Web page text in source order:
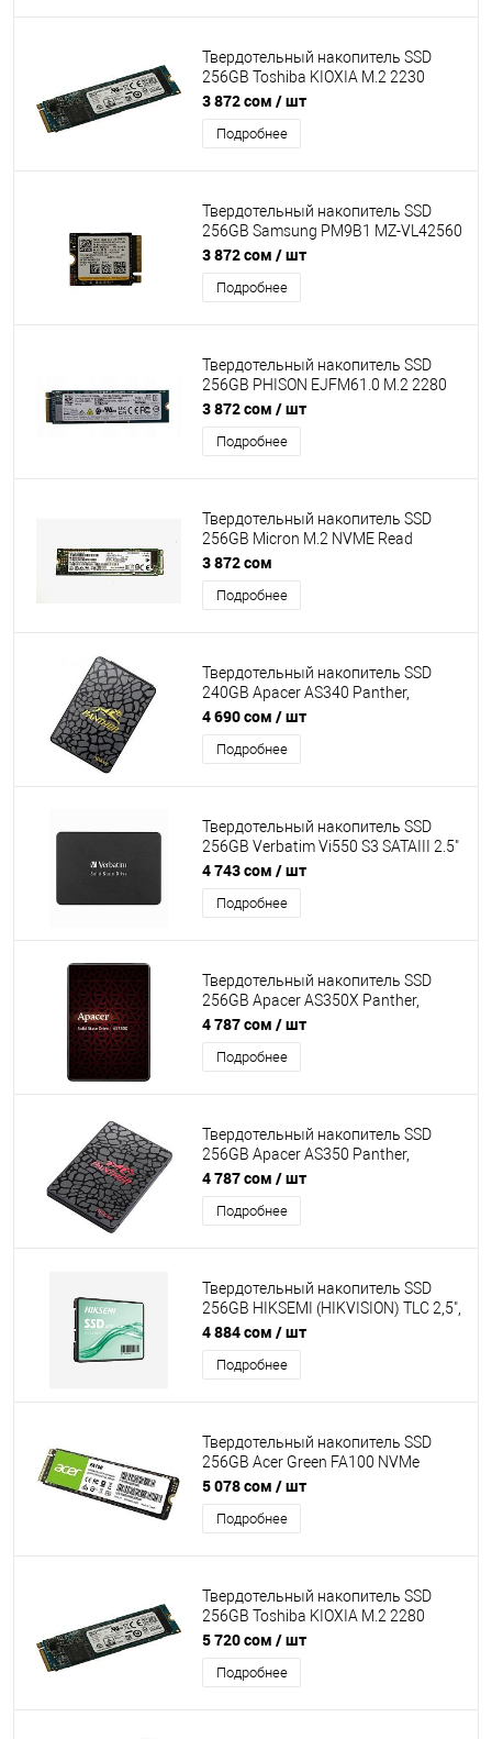
Твердотельный накопитель SSD
256GB Toshiba KIOXIA M.2 2230
NVMe PCIe Gen3x4 Read , Write -
1700, 600MB (без упаковки)
3 872 сом / шт
Подробнее
Твердотельный накопитель SSD
256GB Samsung PM9B1 MZ-VL42560
M.2 2242 PCIe 1.3 NVMe 4.0 x4,
R/W:3300/1250MB/s) без упаковки
3 872 сом / шт
Подробнее
Твердотельный накопитель SSD
256GB PHISON EJFM61.0 M.2 2280
PCIe 3.0 x4 NVMe 1.3 без упаковки
3 872 сом / шт
Подробнее
Твердотельный накопитель SSD
256GB Micron M.2 NVME Read
up:2500Mb/s, Write up:1050b/s
[MTFDHBA256TCK] без упаковки
3 872 сом
Подробнее
Твердотельный накопитель SSD
240GB Apacer AS340 Panther,
SATAIII, Read/Write up 475/380MB/s
[AP240GAS340G-1]
4 690 сом / шт
Подробнее
Твердотельный накопитель SSD
256GB Verbatim Vi550 S3 SATAIII 2.5"
Read/Write up 520/460MB/s [VER-
49351]
4 743 сом / шт
Подробнее
Твердотельный накопитель SSD
256GB Apacer AS350X Panther,
SATAIII, Read/Write up 560/540MB/s
[AP256GAS350XR-1]
4 787 сом / шт
Подробнее
Твердотельный накопитель SSD
256GB Apacer AS350 Panther,
SATAIII, Read/Write up 560/540MB/s
[AP256GAS350-1]
4 787 сом / шт
Подробнее
Твердотельный накопитель SSD
256GB HIKSEMI (HIKVISION) TLC 2,5",
Read / Write: 510/460MB/s, SATAIII
[HS-SSD-WAVE(S) 256G]
4 884 сом / шт
Подробнее
Твердотельный накопитель SSD
256GB Acer Green FA100 NVMe
m2(2280), Read/Write up
3300/2700MB/s [BL.9BWWA.118]
5 078 сом / шт
Подробнее
Твердотельный накопитель SSD
256GB Toshiba KIOXIA M.2 2280
NVMe PCIe Gen3x4 Read , Write -
1700, 600MB OEM [KBG30ZMV256G]
5 720 сом / шт
Подробнее